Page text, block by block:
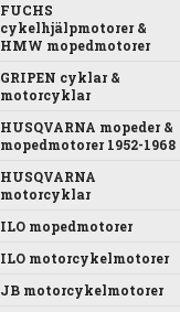
FUCHS
cykelhjälpmotorer &
HMW mopedmotorer
GRIPEN cyklar &
motorcyklar
HUSQVARNA mopeder &
mopedmotorer 1952-1968
HUSQVARNA
motorcyklar
ILO mopedmotorer
ILO motorcykelmotorer
JB motorcykelmotorer